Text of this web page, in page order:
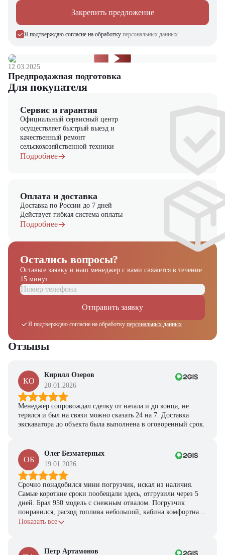
Закрепить предложение
Я подтверждаю согласие на обработку персональных данных
12.03.2025
Предпродажная подготовка
Для покупателя
Сервис и гарантия
Официальный сервисный центр
осуществляет быстрый выезд и
качественный ремонт
сельскохозяйственной техники
Подробнее
Оплата и доставка
Доставка по России до 7 дней
Действует гибкая система оплаты
Подробнее
Остались вопросы?
Оставьте заявку и наш менеджер с вами свяжется в течение
15 минут
Отправить заявку
Я подтверждаю согласие на обработку персональных данных
Отзывы
КО
Кирилл Озеров
20.01.2026
Менеджер сопровождал сделку от начала и до конца, не
терялся и был на связи можно сказать 24 на 7. Доставка
экскаватора до объекта была выполнена в оговоренный срок.
ОБ
Олег Безматерных
19.01.2026
Срочно понадобился мини погрузчик, искал из наличия.
Самые короткие сроки пообещали здесь, отгрузили через 5
дней. Брал 950 модель с снежным отвалом. Погрузчик
понравился, расход топлива небольшой, кабина комфортная,
с задачами справляется.
Показать все
Петр Артамонов